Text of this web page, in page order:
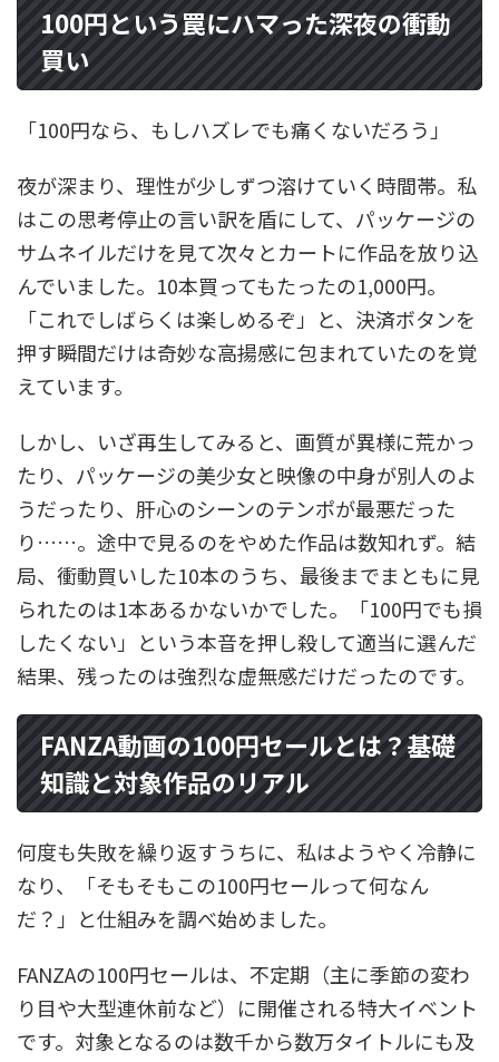
100円という罠にハマった深夜の衝動
買い
「100円なら、もしハズレでも痛くないだろう」
夜が深まり、理性が少しずつ溶けていく時間帯。私
はこの思考停止の言い訳を盾にして、パッケージの
サムネイルだけを見て次々とカートに作品を放り込
んでいました。10本買ってもたったの1,000円。
「これでしばらくは楽しめるぞ」と、決済ボタンを
押す瞬間だけは奇妙な高揚感に包まれていたのを覚
えています。
しかし、いざ再生してみると、画質が異様に荒かっ
たり、パッケージの美少女と映像の中身が別人のよ
うだったり、肝心のシーンのテンポが最悪だった
り……。途中で見るのをやめた作品は数知れず。結
局、衝動買いした10本のうち、最後までまともに見
られたのは1本あるかないかでした。「100円でも損
したくない」という本音を押し殺して適当に選んだ
結果、残ったのは強烈な虚無感だけだったのです。
FANZA動画の100円セールとは？基礎
知識と対象作品のリアル
何度も失敗を繰り返すうちに、私はようやく冷静に
なり、「そもそもこの100円セールって何なん
だ？」と仕組みを調べ始めました。
FANZAの100円セールは、不定期（主に季節の変わ
り目や大型連休前など）に開催される特大イベント
です。対象となるのは数千から数万タイトルにも及